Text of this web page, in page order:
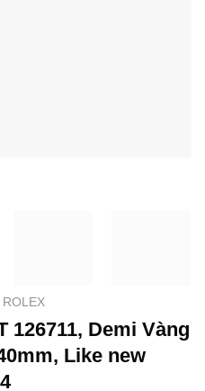
126711, Demi Vàng
Like new